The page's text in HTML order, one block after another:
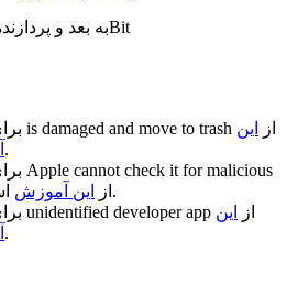
مناسب macOS 10.14 به بعد و پردازنده 64Bit
is damaged and move to trash از
این
استفاده کنید.
Apple cannot check it for malicious
از این آموزش
استفاده کنید.
unidentified developer app از
این
استفاده کنید.